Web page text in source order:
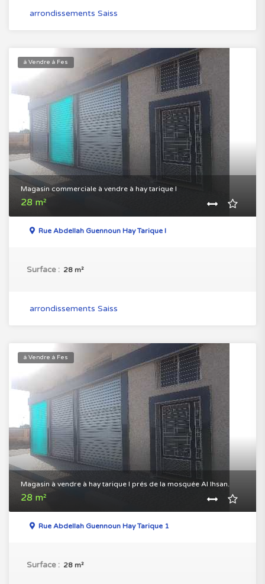
arrondissements Saiss
à Vendre à Fes
Magasin commerciale à vendre à hay tarique I
28 m²
Rue Abdellah Guennoun Hay Tarique I
Surface : 28 m²
arrondissements Saiss
à Vendre à Fes
Magasin à vendre à hay tarique I prés de la mosquée Al Ihsan.
28 m²
Rue Abdellah Guennoun Hay Tarique 1
Surface : 28 m²